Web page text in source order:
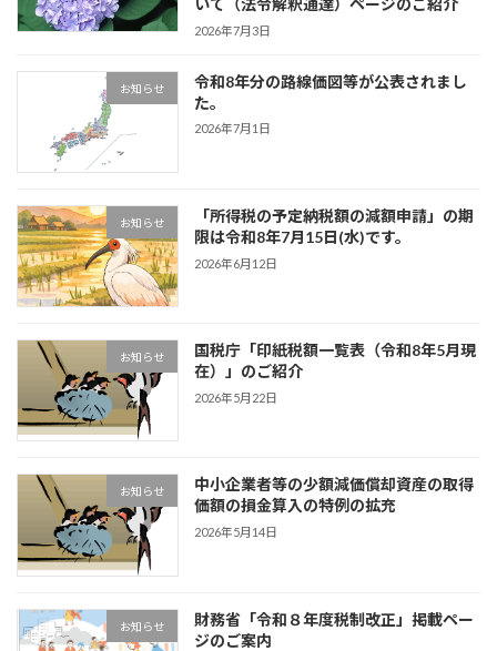
いて（法令解釈通達）ページのご紹介
2026年7月3日
お知らせ
令和8年分の路線価図等が公表されまし
た。
2026年7月1日
お知らせ
「所得税の予定納税額の減額申請」の期
限は令和8年7月15日(水)です。
2026年6月12日
お知らせ
国税庁「印紙税額一覧表（令和8年5月現
在）」のご紹介
2026年5月22日
お知らせ
中小企業者等の少額減価償却資産の取得
価額の損金算入の特例の拡充
2026年5月14日
お知らせ
財務省「令和８年度税制改正」掲載ペー
ジのご案内